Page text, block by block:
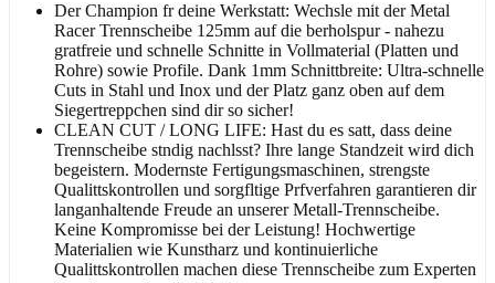
Der Champion fr deine Werkstatt: Wechsle mit der Metal
Racer Trennscheibe 125mm auf die berholspur - nahezu
gratfreie und schnelle Schnitte in Vollmaterial (Platten und
Rohre) sowie Profile. Dank 1mm Schnittbreite: Ultra-schnelle
Cuts in Stahl und Inox und der Platz ganz oben auf dem
Siegertreppchen sind dir so sicher!
CLEAN CUT / LONG LIFE: Hast du es satt, dass deine
Trennscheibe stndig nachlsst? Ihre lange Standzeit wird dich
begeistern. Modernste Fertigungsmaschinen, strengste
Qualittskontrollen und sorgfltige Prfverfahren garantieren dir
langanhaltende Freude an unserer Metall-Trennscheibe.
Keine Kompromisse bei der Leistung! Hochwertige
Materialien wie Kunstharz und kontinuierliche
Qualittskontrollen machen diese Trennscheibe zum Experten